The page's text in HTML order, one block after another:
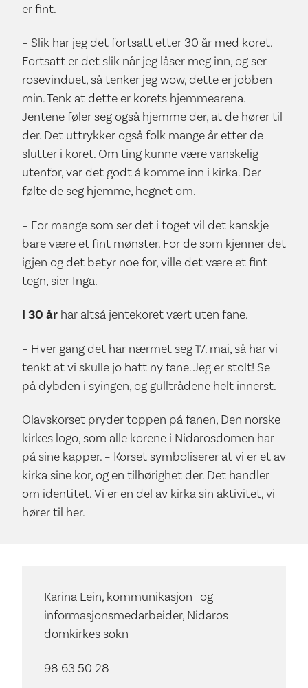
er fint.
– Slik har jeg det fortsatt etter 30 år med koret.
Fortsatt er det slik når jeg låser meg inn, og ser
rosevinduet, så tenker jeg wow, dette er jobben
min. Tenk at dette er korets hjemmearena.
Jentene føler seg også hjemme der, at de hører til
der. Det uttrykker også folk mange år etter de
slutter i koret. Om ting kunne være vanskelig
utenfor, var det godt å komme inn i kirka. Der
følte de seg hjemme, hegnet om.
– For mange som ser det i toget vil det kanskje
bare være et fint mønster. For de som kjenner det
igjen og det betyr noe for, ville det være et fint
tegn, sier Inga.
I 30 år har altså jentekoret vært uten fane.
– Hver gang det har nærmet seg 17. mai, så har vi
tenkt at vi skulle jo hatt ny fane. Jeg er stolt! Se
på dybden i syingen, og gulltrådene helt innerst.
Olavskorset pryder toppen på fanen, Den norske
kirkes logo, som alle korene i Nidarosdomen har
på sine kapper. – Korset symboliserer at vi er et av
kirka sine kor, og en tilhørighet der. Det handler
om identitet. Vi er en del av kirka sin aktivitet, vi
hører til her.
Karina Lein, kommunikasjon- og
informasjonsmedarbeider, Nidaros
domkirkes sokn
98 63 50 28